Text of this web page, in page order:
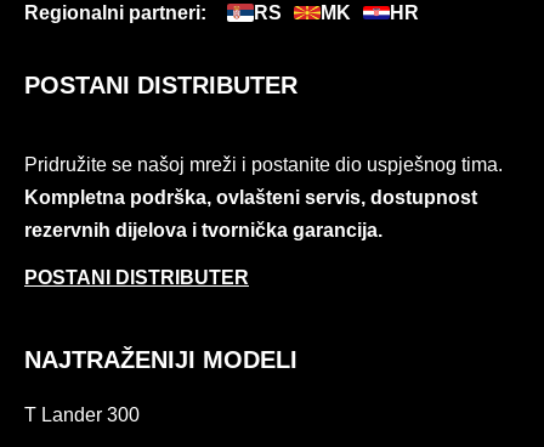
Regionalni partneri: RS MK HR
POSTANI DISTRIBUTER
Pridružite se našoj mreži i postanite dio uspješnog tima.
Kompletna podrška, ovlašteni servis, dostupnost
rezervnih dijelova i tvornička garancija.
POSTANI DISTRIBUTER
NAJTRAŽENIJI MODELI
T Lander 300